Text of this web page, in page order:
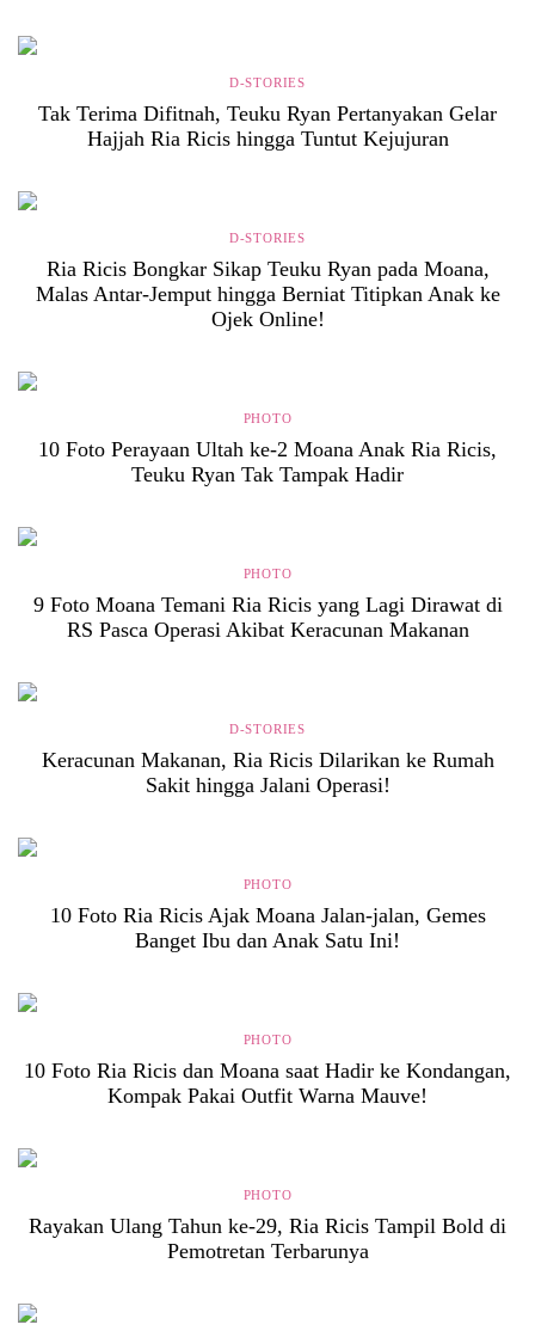
D-STORIES
Tak Terima Difitnah, Teuku Ryan Pertanyakan Gelar
Hajjah Ria Ricis hingga Tuntut Kejujuran
D-STORIES
Ria Ricis Bongkar Sikap Teuku Ryan pada Moana,
Malas Antar-Jemput hingga Berniat Titipkan Anak ke
Ojek Online!
PHOTO
10 Foto Perayaan Ultah ke-2 Moana Anak Ria Ricis,
Teuku Ryan Tak Tampak Hadir
PHOTO
9 Foto Moana Temani Ria Ricis yang Lagi Dirawat di
RS Pasca Operasi Akibat Keracunan Makanan
D-STORIES
Keracunan Makanan, Ria Ricis Dilarikan ke Rumah
Sakit hingga Jalani Operasi!
PHOTO
10 Foto Ria Ricis Ajak Moana Jalan-jalan, Gemes
Banget Ibu dan Anak Satu Ini!
PHOTO
10 Foto Ria Ricis dan Moana saat Hadir ke Kondangan,
Kompak Pakai Outfit Warna Mauve!
PHOTO
Rayakan Ulang Tahun ke-29, Ria Ricis Tampil Bold di
Pemotretan Terbarunya